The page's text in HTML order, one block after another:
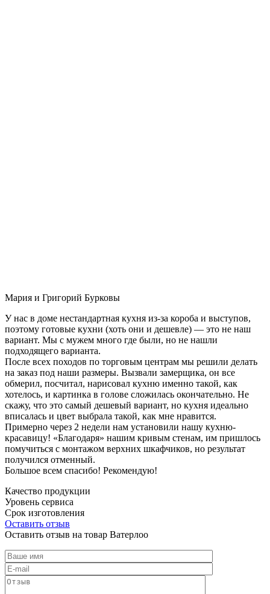
Мария и Григорий Бурковы
У нас в доме нестандартная кухня из-за короба и выступов,
поэтому готовые кухни (хоть они и дешевле) — это не наш
вариант. Мы с мужем много где были, но не нашли
подходящего варианта.
После всех походов по торговым центрам мы решили делать
на заказ под наши размеры. Вызвали замерщика, он все
обмерил, посчитал, нарисовал кухню именно такой, как
хотелось, и картинка в голове сложилась окончательно. Не
скажу, что это самый дешевый вариант, но кухня идеально
вписалась и цвет выбрала такой, как мне нравится.
Примерно через 2 недели нам установили нашу кухню-
красавицу! «Благодаря» нашим кривым стенам, им пришлось
помучиться с монтажом верхних шкафчиков, но результат
получился отменный.
Большое всем спасибо! Рекомендую!
Качество продукции
Уровень сервиса
Срок изготовления
Оставить отзыв
Оставить отзыв на товар Ватерлоо